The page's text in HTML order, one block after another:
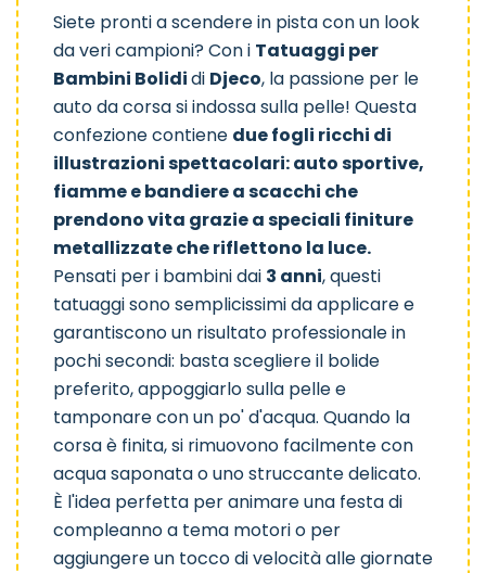
Primavera Bang Bang Supereroi
Magia Farfalle Sweet Dreams
Siete pronti a scendere in pista con un look
da veri campioni? Con i Tatuaggi per
Bambini Bolididi Djeco, la passione per le
auto da corsa si indossa sulla pelle! Questa
confezione contiene due fogli ricchi di
illustrazioni spettacolari: auto sportive,
fiamme e bandiere a scacchi che
prendono vita grazie a speciali finiture
metallizzate che riflettono la luce.
Pensati per i bambini dai 3 anni, questi
tatuaggi sono semplicissimi da applicare e
garantiscono un risultato professionale in
pochi secondi: basta scegliere il bolide
preferito, appoggiarlo sulla pelle e
tamponare con un po' d'acqua. Quando la
corsa è finita, si rimuovono facilmente con
acqua saponata o uno struccante delicato.
È l'idea perfetta per animare una festa di
compleanno a tema motori o per
aggiungere un tocco di velocità alle giornate